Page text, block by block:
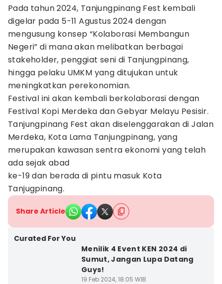
Pada tahun 2024, Tanjungpinang Fest kembali
digelar pada 5-11 Agustus 2024 dengan
mengusung konsep “Kolaborasi Membangun
Negeri” di mana akan melibatkan berbagai
stakeholder, penggiat seni di Tanjungpinang,
hingga pelaku UMKM yang ditujukan untuk
meningkatkan perekonomian.
Festival ini akan kembali berkolaborasi dengan
Festival Kopi Merdeka dan Gebyar Melayu Pesisir.
Tanjungpinang Fest akan diselenggarakan di Jalan
Merdeka, Kota Lama Tanjungpinang, yang
merupakan kawasan sentra ekonomi yang telah
ada sejak abad
ke-19 dan berada di pintu masuk Kota
Tanjugpinang.
Share Article
Curated For You
Menilik 4 Event KEN 2024 di
Sumut, Jangan Lupa Datang
Guys!
19 Feb 2024, 18:05 WIB